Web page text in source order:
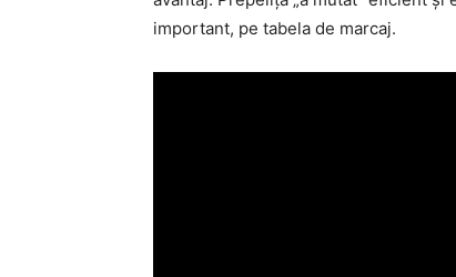
important, pe tabela de marcaj.